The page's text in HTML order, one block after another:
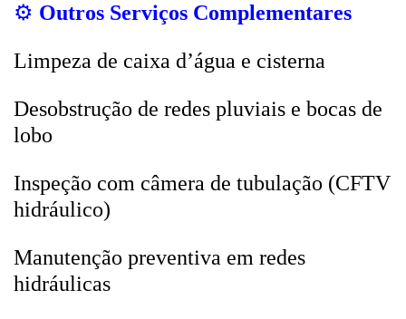
⚙️ Outros Serviços Complementares
Limpeza de caixa d’água e cisterna
Desobstrução de redes pluviais e bocas de
lobo
Inspeção com câmera de tubulação (CFTV
hidráulico)
Manutenção preventiva em redes
hidráulicas